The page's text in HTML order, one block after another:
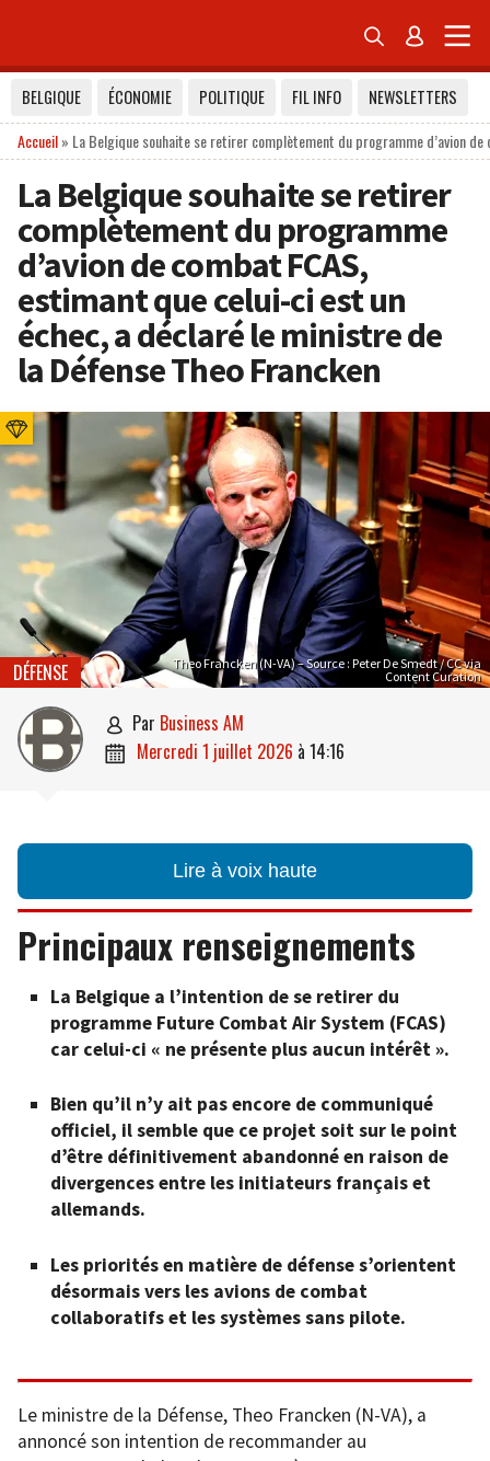
 
BELGIQUE ÉCONOMIE POLITIQUE FIL INFO
NEWSLETTERS
Accueil» La Belgique souhaite se retirer complètement du programme d’avion
La Belgique souhaite se retirer
complètement du programme
d’avion de combat FCAS,
estimant que celui-ci est un
échec, a déclaré le ministre de
la Défense Theo Francken
Theo Francken (N-VA) – Source : Peter De Smedt / CC via
Content Curation
DÉFENSE
 par Business AM
 mercredi 1 juillet 2026 à 14:16
Lire à voix haute
Principaux renseignements
La Belgique a l’intention de se retirer du
programme Future Combat Air System (FCAS)
car celui-ci « ne présente plus aucun intérêt ».
Bien qu’il n’y ait pas encore de communiqué
officiel, il semble que ce projet soit sur le point
d’être définitivement abandonné en raison de
divergences entre les initiateurs français et
allemands.
Les priorités en matière de défense s’orientent
désormais vers les avions de combat
collaboratifs et les systèmes sans pilote.
Le ministre de la Défense, Theo Francken (N-VA), a
annoncé son intention de recommander au